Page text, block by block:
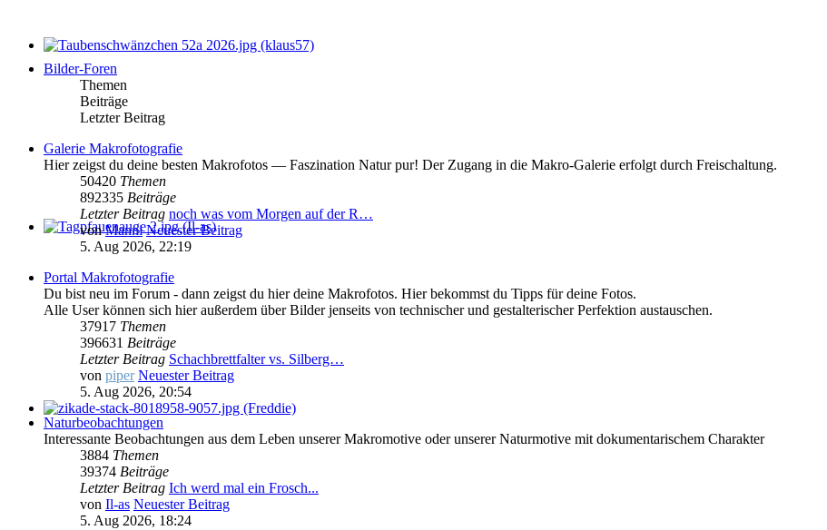
Bilder-Foren
Themen
Beiträge
Letzter Beitrag
Galerie Makrofotografie
Hier zeigst du deine besten Makrofotos — Faszination Natur pur! Der Zugang in die Makro-Galerie erfolgt durch Freischaltung.
50420 Themen
892335 Beiträge
Letzter Beitrag noch was vom Morgen auf der R…
vonManni Neuester Beitrag
5. Aug 2026, 22:19
Portal Makrofotografie
Du bist neu im Forum - dann zeigst du hier deine Makrofotos. Hier bekommst du Tipps für deine Fotos.
Alle User können sich hier außerdem über Bilder jenseits von technischer und gestalterischer Perfektion austauschen.
37917 Themen
396631 Beiträge
Letzter Beitrag Schachbrettfalter vs. Silberg…
von piper Neuester Beitrag
5. Aug 2026, 20:54
Naturbeobachtungen
Interessante Beobachtungen aus dem Leben unserer Makromotive oder unserer Naturmotive mit dokumentarischem Charakter
3884 Themen
39374 Beiträge
Letzter Beitrag Ich werd mal ein Frosch...
von Il-as Neuester Beitrag
5. Aug 2026, 18:24